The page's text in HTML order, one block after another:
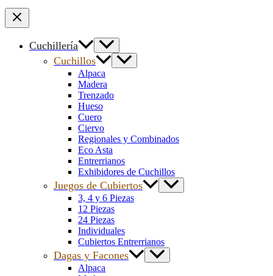
Cuchillería
Cuchillos
Alpaca
Madera
Trenzado
Hueso
Cuero
Ciervo
Regionales y Combinados
Eco Asta
Entrerrianos
Exhibidores de Cuchillos
Juegos de Cubiertos
3, 4 y 6 Piezas
12 Piezas
24 Piezas
Individuales
Cubiertos Entrerrianos
Dagas y Facones
Alpaca